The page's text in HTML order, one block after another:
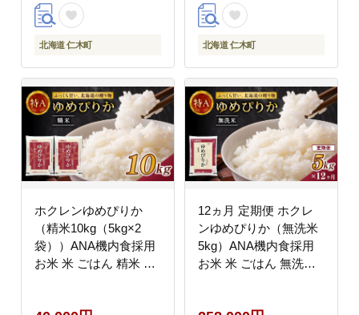
北海道 仁木町 北海道 仁木町
ホクレンゆめぴりか
（精米10kg（5kg×2
袋））ANA機内食採用
お米 米 ごはん 精米 白
12ヵ月 定期便 ホクレ
ンゆめぴりか（無洗米
5kg）ANA機内食採用
お米 米 ごはん 無洗米